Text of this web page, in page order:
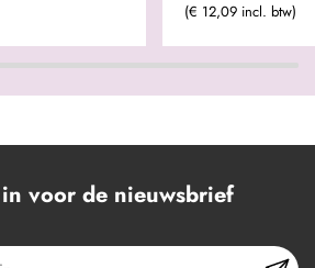
(€ 12,09 incl. btw)
voor de nieuwsbrief